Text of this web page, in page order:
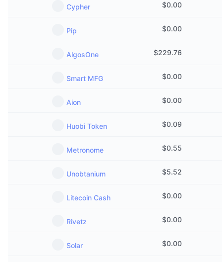
Cypher $0.00
Pip $0.00
AlgosOne $229.76
Smart MFG $0.00
Aion $0.00
Huobi Token $0.09
Metronome $0.55
Unobtanium $5.52
Litecoin Cash $0.00
Rivetz $0.00
Solar $0.00